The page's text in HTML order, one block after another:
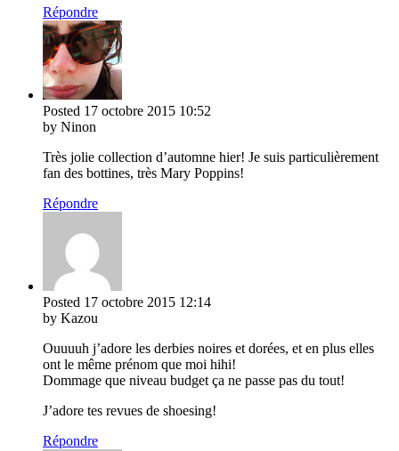
Répondre
Posted 17 octobre 2015 10:52
by Ninon
Très jolie collection d’automne hier! Je suis particulièrement
fan des bottines, très Mary Poppins!
Répondre
Posted 17 octobre 2015 12:14
by Kazou
Ouuuuh j’adore les derbies noires et dorées, et en plus elles
ont le même prénom que moi hihi!
Dommage que niveau budget ça ne passe pas du tout!
J’adore tes revues de shoesing!
Répondre